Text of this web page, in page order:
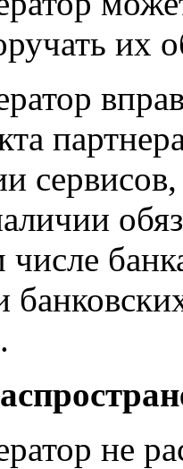
их
вправе
числе
не